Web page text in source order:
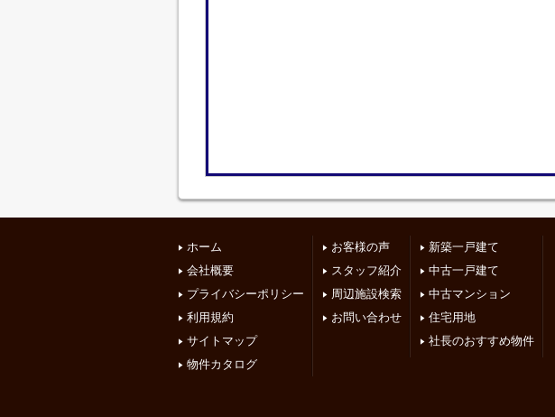
ホーム
会社概要
プライバシーポリシー
利用規約
サイトマップ
物件カタログ
お客様の声
スタッフ紹介
周辺施設検索
お問い合わせ
新築一戸建て
中古一戸建て
中古マンション
住宅用地
社長のおすすめ物件